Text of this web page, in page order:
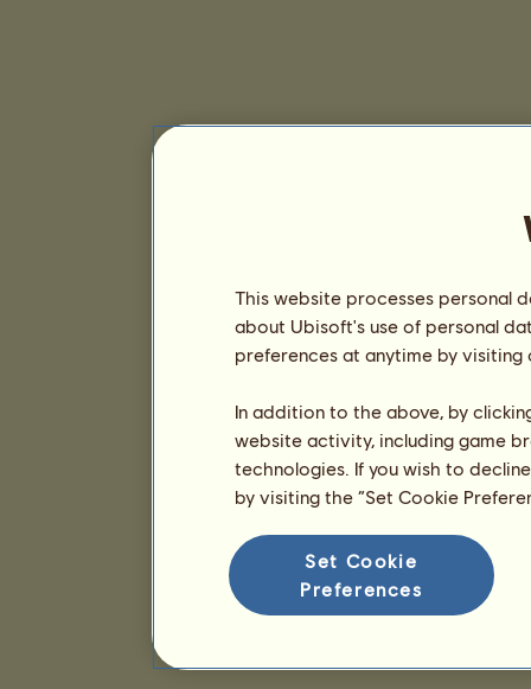
This website processes personal
about Ubisoft's use of personal
preferences at anytime by
In addition to the above, by
website activity, including game
technologies. If you wish to
by visiting the “Set Cookie
Set Cookie
Preferences